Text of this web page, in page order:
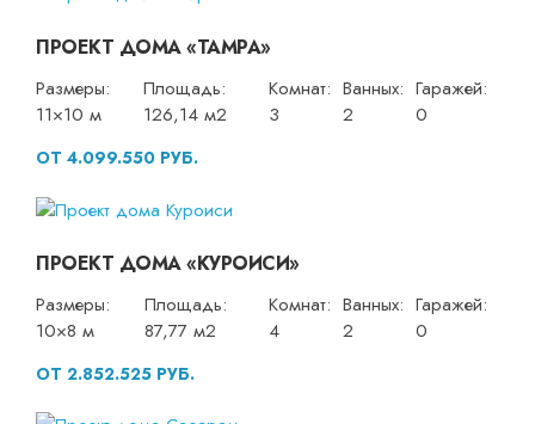
ПРОЕКТ ДОМА «ТАМРА»
Размеры:
11×10 м
Площадь:
126,14 м2
Комнат:
3
Ванных:
2
Гаражей:
0
ОТ 4.099.550 РУБ.
ПРОЕКТ ДОМА «КУРОИСИ»
Размеры:
10×8 м
Площадь:
87,77 м2
Комнат:
4
Ванных:
2
Гаражей:
0
ОТ 2.852.525 РУБ.